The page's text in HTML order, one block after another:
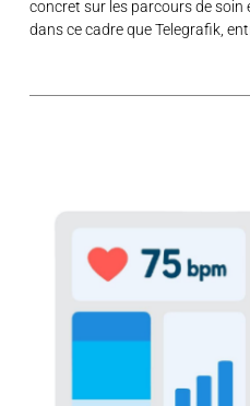
concret sur les parcours de soin
dans ce cadre que Telegrafik,